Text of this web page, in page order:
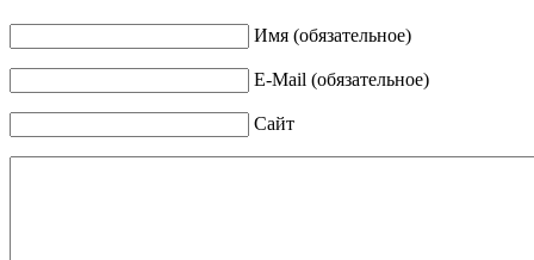
Имя (обязательное)
E-Mail (обязательное)
Сайт